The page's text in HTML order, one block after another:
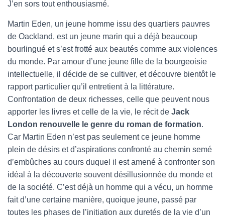
J’en sors tout enthousiasmé.
Martin Eden, un jeune homme issu des quartiers pauvres
de Oackland, est un jeune marin qui a déjà beaucoup
bourlingué et s’est frotté aux beautés comme aux violences
du monde. Par amour d’une jeune fille de la bourgeoisie
intellectuelle, il décide de se cultiver, et découvre bientôt le
rapport particulier qu’il entretient à la littérature.
Confrontation de deux richesses, celle que peuvent nous
apporter les livres et celle de la vie, le récit de Jack
London renouvelle le genre du roman de formation.
Car Martin Eden n’est pas seulement ce jeune homme
plein de désirs et d’aspirations confronté au chemin semé
d’embûches au cours duquel il est amené à confronter son
idéal à la découverte souvent désillusionnée du monde et
de la société. C’est déjà un homme qui a vécu, un homme
fait d’une certaine manière, quoique jeune, passé par
toutes les phases de l’initiation aux duretés de la vie d’un